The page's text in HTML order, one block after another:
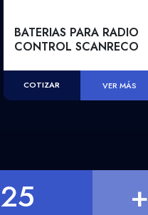
BATERIAS PARA RADIO
CONTROL SCANRECO
COTIZAR VER MÁS
25 +